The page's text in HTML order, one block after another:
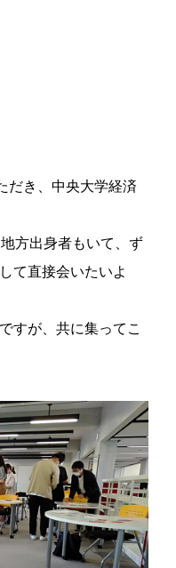
だき、中央大学経済
方出身者もいて、ず
て直接会いたいよ
すが、共に集ってこ